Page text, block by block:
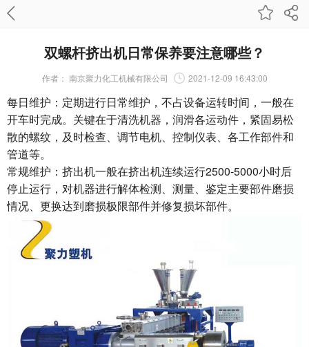
双螺杆挤出机日常保养要注意哪些？
作者： 南京聚力化工机械有限公司 2021-12-09 16:43:00
每日维护：定期进行日常维护，不占设备运转时间，一般在
开车时完成。关键在于清洗机器，润滑各运动件，紧固易松
散的螺纹，及时检查、调节电机、控制仪表、各工作部件和
管道等。
常规维护：挤出机一般在挤出机连续运行2500-5000小时后
停止运行，对机器进行解体检测、测量、鉴定主要部件磨损
情况、更换达到磨损极限部件并修复损坏部件。